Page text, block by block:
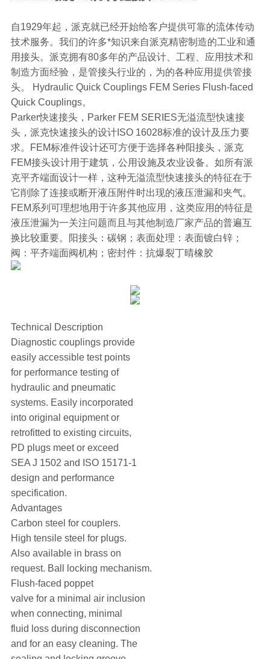
自1929年起，派克就已经开始给客户提供可靠的流体传动
技术服务。我们的许多*知识来自派克精密制造的工业和通
用接头。派克拥有80多年的产品设计、工程、应用技术和
制造方面经验，是管接头行业的，为的各种应用提供管接
头。 Hydraulic Quick Couplings FEM Series Flush-faced
Quick Couplings。
Parker快速接头，Parker FEM SERIES无溢流型快速接
头，派克快速接头的设计ISO 16028标准的设计及压力要
求。FEM标准件设计还可方便于选择各种阳接头，派克
FEM接头设计用于建筑，公用设施及农业设备。如所有派
克平齐端面设计一样，这种无溢流型快速接头的特征在于
它削除了连接或断开液压附件时出现的液压泄漏和夹气。
FEM系列可理想地用于许多其他应用，这类应用的特征是
液压泄漏为一关注问题而且与其他制造厂家产品的普遍互
换比较重要。阳接头：碳钢；表面处理：表面镀白锌；
阀：平齐端面阀机构；密封件：抗爆裂丁晴橡胶
Technical Description
Diagnostic couplings provide
easily accessible test points
for performance testing of
hydraulic and pneumatic
systems. Easily incorporated
into original equipment or
retrofitted to existing circuits,
PD plugs meet or exceed
SEA J 1502 and ISO 15171-1
design and performance
specification.
Advantages
Carbon steel for couplers.
High tensile steel for plugs.
Also available in brass on
request. Ball locking mechanism.
Flush-faced poppet
valve for a minimal air inclusion
when connecting, minimal
fluid loss during disconnection
and for an easy cleaning. The